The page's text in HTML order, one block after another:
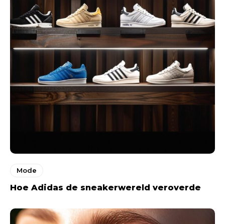
Mode
Hoe Adidas de sneakerwereld veroverde